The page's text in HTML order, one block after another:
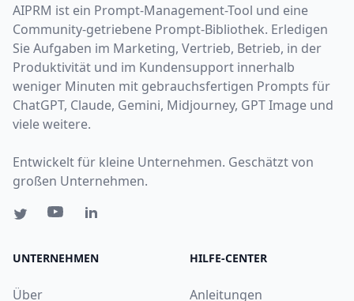
AIPRM ist ein Prompt-Management-Tool und eine
Community-getriebene Prompt-Bibliothek. Erledigen
Sie Aufgaben im Marketing, Vertrieb, Betrieb, in der
Produktivität und im Kundensupport innerhalb
weniger Minuten mit gebrauchsfertigen Prompts für
ChatGPT, Claude, Gemini, Midjourney, GPT Image und
viele weitere.
Entwickelt für kleine Unternehmen. Geschätzt von
großen Unternehmen.
UNTERNEHMEN
Über
HILFE-CENTER
Anleitungen